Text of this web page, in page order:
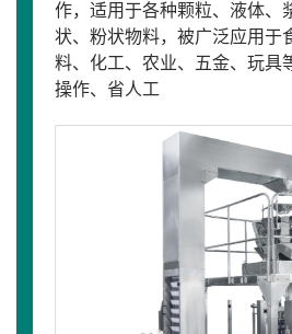
作，适用于各种颗粒、液体、
状、粉状物料，被广泛应用于
料、化工、农业、五金、玩具
操作、省人工